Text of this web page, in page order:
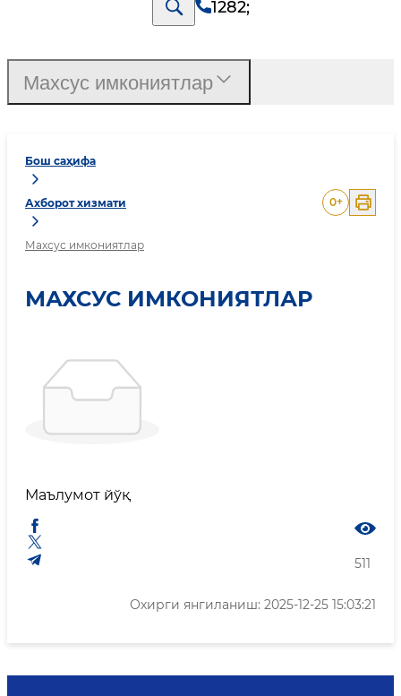
1282;
Бош саҳифа
Ахборот хизмати
Махсус имкониятлар
0+
МАХСУС ИМКОНИЯТЛАР
Маълумот йўқ
511
Охирги янгиланиш: 2025-12-25 15:03:21
Махсус имкониятлар